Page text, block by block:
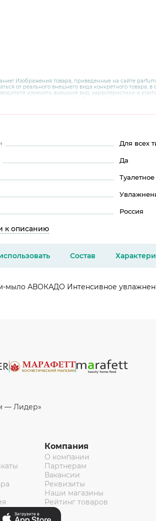
Изображения товара, приведенные на сайте
от реального внешнего вида конкретного товара, в
изменять внешний вид, характеристики и
по номеру 8 800 200 78 80.
Для всех
Да
Россия
к описанию
Состав
мыло АВОКАДО Интенсивное
— Лидер»
Компания
О компании
Партнерам
Вакансии
Реквизиты
Наши магазины
Рейтинг товаров